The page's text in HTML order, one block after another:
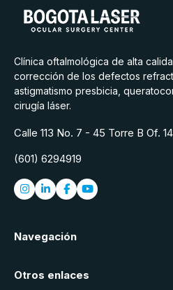
Clínica oftalmológica de alta
corrección de los defectos
astigmatismo presbicia,
cirugía láser.
Calle 113 No. 7 - 45 Torre B Of.
(601) 6294919
Navegación
Otros enlaces